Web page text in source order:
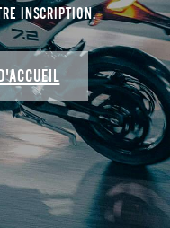
INSCRIPTION.